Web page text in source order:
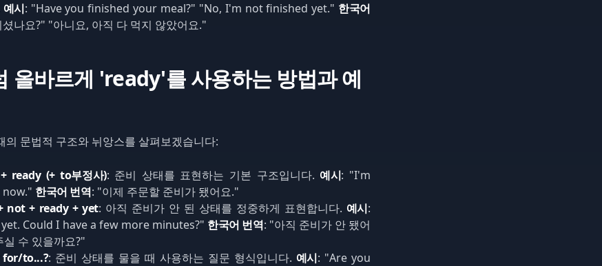
예시: "Have you finished your meal?" "No, I'm not finished yet." 한국어
나요?" "아니요, 아직 다 먹지 않았어요."
올바르게 'ready'를 사용하는 방법과 예
의 문법적 구조와 뉘앙스를 살펴보겠습니다:
ready (+ to부정사): 준비 상태를 표현하는 기본 구조입니다. 예시: "I'm
한국어 번역: "이제 주문할 준비가 됐어요."
not + ready + yet: 아직 준비가 안 된 상태를 정중하게 표현합니다. 예시:
Could I have a few more minutes?" 한국어 번역: "아직 준비가 안 됐어
실 수 있을까요?"
for/to...?: 준비 상태를 물을 때 사용하는 질문 형식입니다. 예시: "Are you